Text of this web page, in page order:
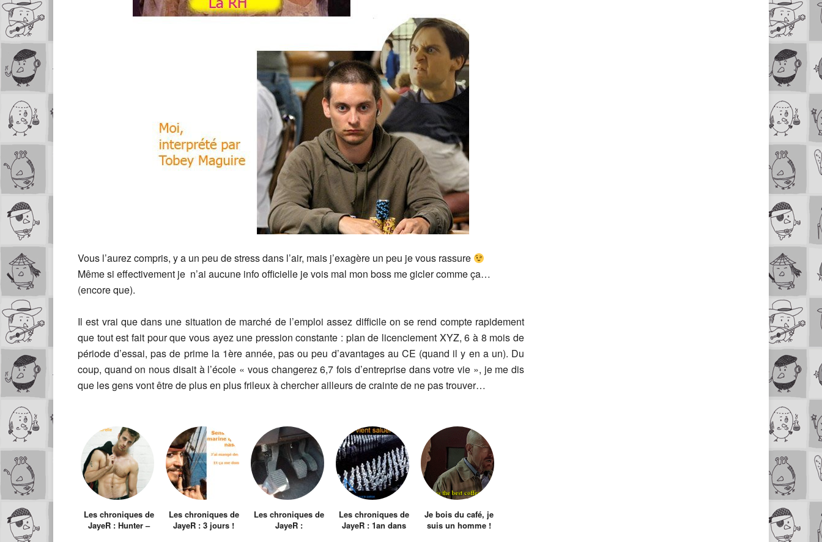
Vous l’aurez compris, y a un peu de stress dans l’air, mais j’exagère un peu je vous rassure
Même si effectivement je n’ai aucune info officielle je vois mal mon boss me gicler comme ça…
(encore que).
Il est vrai que dans une situation de marché de l’emploi assez difficile on se rend compte rapidement
que tout est fait pour que vous ayez une pression constante : plan de licenciement XYZ, 6 à 8 mois de
période d’essai, pas de prime la 1ère année, pas ou peu d’avantages au CE (quand il y en a un). Du
coup, quand on nous disait à l’école « vous changerez 6,7 fois d’entreprise dans votre vie », je me dis
que les gens vont être de plus en plus frileux à chercher ailleurs de crainte de ne pas trouver…
Les chroniques de
JayeR : Hunter –
Les chroniques de
JayeR : 3 jours !
Les chroniques de
JayeR :
Les chroniques de
JayeR : 1an dans
Je bois du café, je
suis un homme !